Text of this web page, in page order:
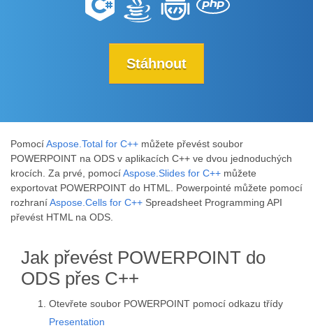
Stáhnout
PomocíAspose.Total for C++ můžete převést soubor
POWERPOINT na ODS v aplikacích C++ ve dvou jednoduchých
krocích. Za prvé, pomocíAspose.Slides for C++ můžete
exportovat POWERPOINT do HTML. Powerpointé můžete pomocí
rozhraníAspose.Cells for C++ Spreadsheet Programming API
převést HTML na ODS.
Jak převést POWERPOINT do
ODS přes C++
Otevřete soubor POWERPOINT pomocí odkazu třídy
Presentation